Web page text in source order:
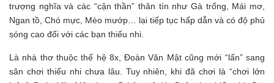
trượng nghĩa và các “cận thần” thân tín như Gà trống, Mái mơ,
Ngan tồ, Chó mực, Mèo mướp… lại tiếp tục hấp dẫn và có độ phủ
sóng cao đối với các bạn thiếu nhi.
Là nhà thơ thuộc thế hệ 8x, Đoàn Văn Mật cũng mới “lấn” sang
sân chơi thiếu nhi chưa lâu. Tuy nhiên, khi đã chơi là “chơi lớn